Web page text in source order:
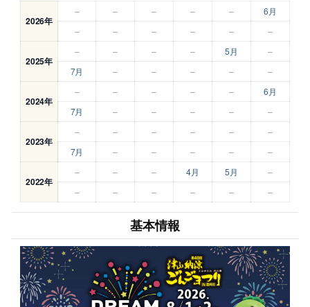
2026年
– – – – –
6月
–
– – – – –
2025年
– – – – 5月
–
7月
– – – – –
2024年
– – – – –
6月
7月
– – – – –
2023年
– – – – –
–
7月
– – – – –
2022年
– – – 4月 5月
–
–
– – – – –
基本情報